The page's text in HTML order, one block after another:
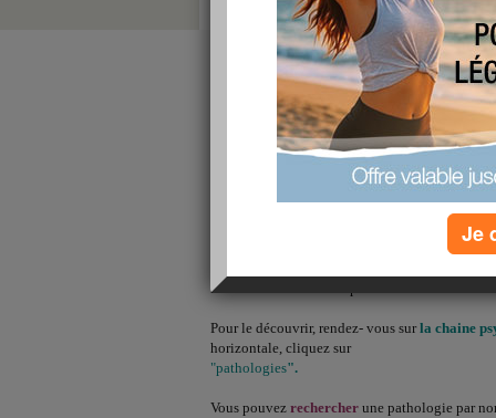
le guide des
mieux
les troubles en sont l'expression.
Pour le découvrir, rendez- vous sur la chaine
horizontale, cliquez sur
"pathologies".
Vous pouvez rechercher une pathologie par
Je